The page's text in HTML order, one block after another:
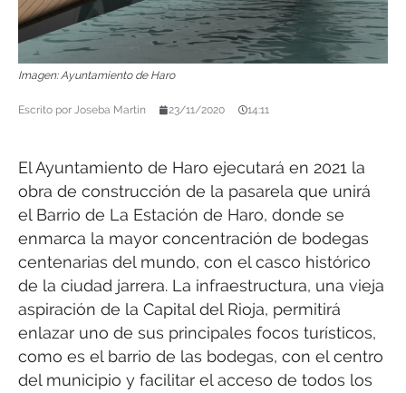
Imagen: Ayuntamiento de Haro
Escrito por Joseba Martín 23/11/2020 14:11
El Ayuntamiento de Haro ejecutará en 2021 la
obra de construcción de la pasarela que unirá
el Barrio de La Estación de Haro, donde se
enmarca la mayor concentración de bodegas
centenarias del mundo, con el casco histórico
de la ciudad jarrera. La infraestructura, una vieja
aspiración de la Capital del Rioja, permitirá
enlazar uno de sus principales focos turísticos,
como es el barrio de las bodegas, con el centro
del municipio y facilitar el acceso de todos los